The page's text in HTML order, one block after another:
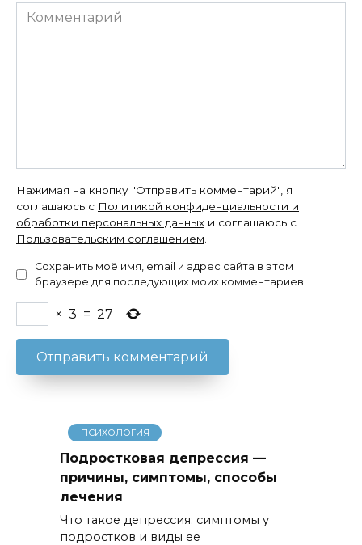
Комментарий
Нажимая на кнопку "Отправить комментарий", я
соглашаюсь с Политикой конфиденциальности и
обработки персональных данных и соглашаюсь с
Пользовательским соглашением
Сохранить моё имя, email и адрес сайта в этом
браузере для последующих моих комментариев.
× 3 = 27
ПСИХОЛОГИЯ
Подростковая депрессия —
причины, симптомы, способы
лечения
Что такое депрессия: симптомы у
подростков и виды ее